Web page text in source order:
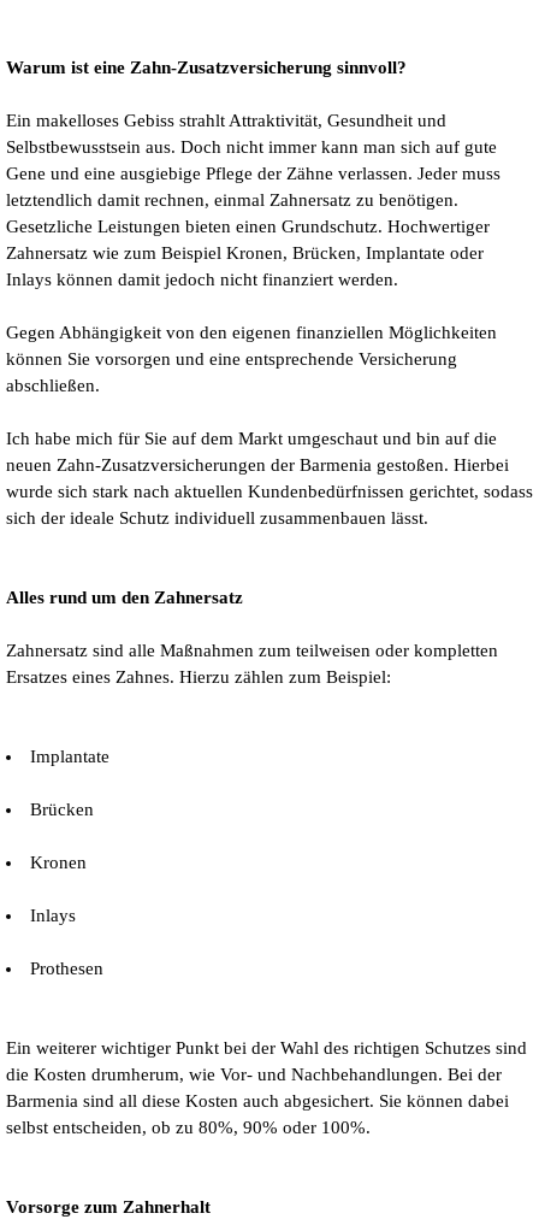
Warum ist eine Zahn-Zusatzversicherung sinnvoll?
Ein makelloses Gebiss strahlt Attraktivität, Gesundheit und
Selbstbewusstsein aus. Doch nicht immer kann man sich auf gute
Gene und eine ausgiebige Pflege der Zähne verlassen. Jeder muss
letztendlich damit rechnen, einmal Zahnersatz zu benötigen.
Gesetzliche Leistungen bieten einen Grundschutz. Hochwertiger
Zahnersatz wie zum Beispiel Kronen, Brücken, Implantate oder
Inlays können damit jedoch nicht finanziert werden.
Gegen Abhängigkeit von den eigenen finanziellen Möglichkeiten
können Sie vorsorgen und eine entsprechende Versicherung
abschließen.
Ich habe mich für Sie auf dem Markt umgeschaut und bin auf die
neuen Zahn-Zusatzversicherungen der Barmenia gestoßen. Hierbei
wurde sich stark nach aktuellen Kundenbedürfnissen gerichtet, sodass
sich der ideale Schutz individuell zusammenbauen lässt.
Alles rund um den Zahnersatz
Zahnersatz sind alle Maßnahmen zum teilweisen oder kompletten
Ersatzes eines Zahnes. Hierzu zählen zum Beispiel:
Implantate
Brücken
Kronen
Inlays
Prothesen
Ein weiterer wichtiger Punkt bei der Wahl des richtigen Schutzes sind
die Kosten drumherum, wie Vor- und Nachbehandlungen. Bei der
Barmenia sind all diese Kosten auch abgesichert. Sie können dabei
selbst entscheiden, ob zu 80%, 90% oder 100%.
Vorsorge zum Zahnerhalt